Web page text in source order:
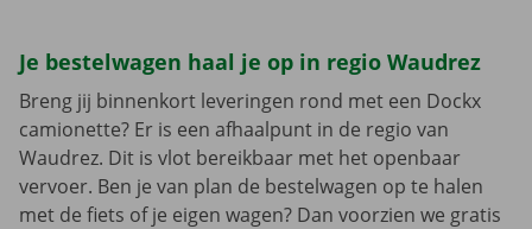
Je bestelwagen haal je op in regio Waudrez
Breng jij binnenkort leveringen rond met een Dockx
camionette? Er is een afhaalpunt in de regio van
Waudrez. Dit is vlot bereikbaar met het openbaar
vervoer. Ben je van plan de bestelwagen op te halen
met de fiets of je eigen wagen? Dan voorzien we gratis